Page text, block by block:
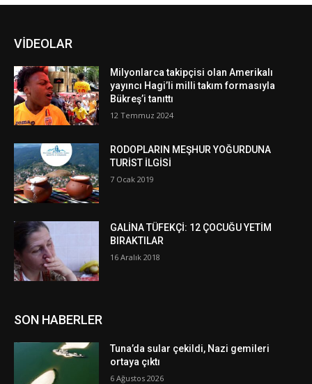
VİDEOLAR
Milyonlarca takipçisi olan Amerikalı
yayıncı Hagi’li milli takım formasıyla
Bükreş’i tanıttı
12 Temmuz 2024
RODOPLARIN MEŞHUR YOĞURDUNA
TURİST İLGİSİ
7 Ocak 2019
GALİNA TÜFEKÇİ: 12 ÇOCUĞU YETİM
BIRAKTILAR
16 Aralık 2018
SON HABERLER
Tuna’da sular çekildi, Nazi gemileri
ortaya çıktı
6 Ağustos 2026